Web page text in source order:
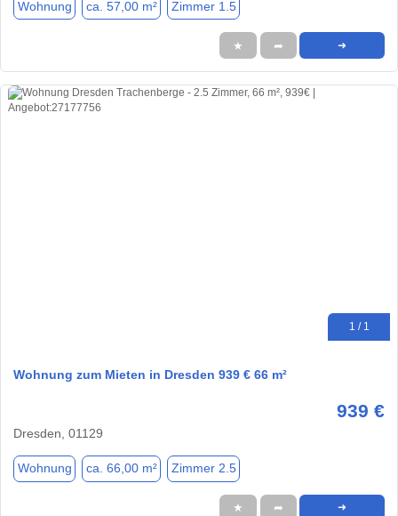
Wohnung ca. 57,00 m² Zimmer 1.5
★ ➦ ➜
1 / 1
Wohnung zum Mieten in Dresden 939 € 66 m²
939 €
Dresden, 01129
Wohnung ca. 66,00 m² Zimmer 2.5
★ ➦ ➜